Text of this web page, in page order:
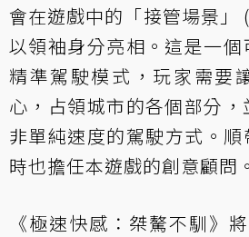
會在遊戲中的「接管場景」
以領袖身分亮相。這是一
精準駕駛模式，玩家需要
心，占領城市的各個部分
非單純速度的駕駛方式。順
時也擔任本遊戲的創意顧問。
《極速快感：桀驁不馴》